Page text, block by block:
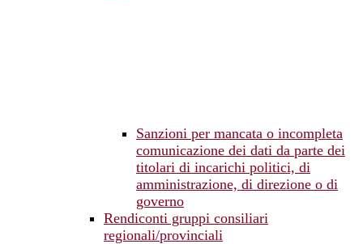
Sanzioni per mancata o incompleta
comunicazione dei dati da parte dei
titolari di incarichi politici, di
amministrazione, di direzione o di
governo
Rendiconti gruppi consiliari
regionali/provinciali